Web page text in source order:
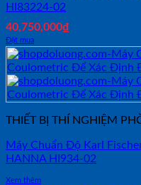
HI83224-02
40,750,000₫
Đặt mua
THIẾT BỊ THÍ NGHIỆM
Máy Chuẩn Độ Karl
HANNA HI934-02
Xem thêm